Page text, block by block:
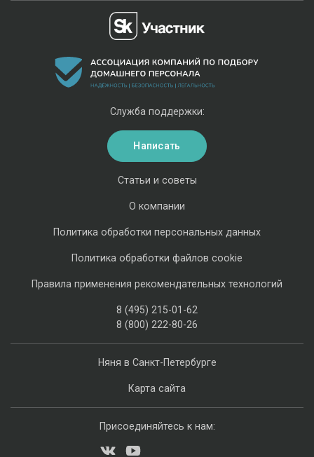
Няня в Санкт-Петербурге
Карта сайта
Статьи и советы
О компании
Политика обработки персональных данных
Политика обработки файлов cookie
Правила применения рекомендательных технологий
8 (495) 215-01-62
8 (800) 222-80-26
Служба поддержки:
Написать
Присоединяйтесь к нам: